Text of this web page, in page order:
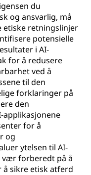
du
og ansvarlig, må
etiske retningslinjer
potensielle
i AI-
for å redusere
ved å
til den
forklaringer på
den
applikasjonene
for å
og
ytelsen til AI-
vær forberedt på å
sikre etisk atferd